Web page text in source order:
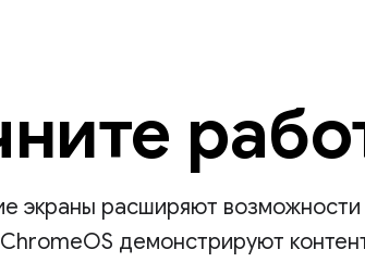
экраны расширяют
демонстрируют